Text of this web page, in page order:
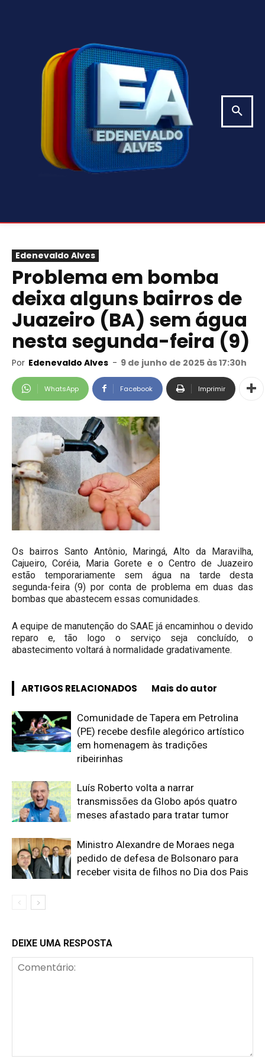
Edenevaldo Alves
Problema em bomba
deixa alguns bairros de
Juazeiro (BA) sem água
nesta segunda-feira (9)
Por Edenevaldo Alves - 9 de junho de 2025 às 17:30h
WhatsApp Facebook Imprimir
Os bairros Santo Antônio, Maringá, Alto da Maravilha,
Cajueiro, Coréia, Maria Gorete e o Centro de Juazeiro
estão temporariamente sem água na tarde desta
segunda-feira (9) por conta de problema em duas das
bombas que abastecem essas comunidades.
A equipe de manutenção do SAAE já encaminhou o devido
reparo e, tão logo o serviço seja concluído, o
abastecimento voltará à normalidade gradativamente.
ARTIGOS RELACIONADOS Mais do autor
Comunidade de Tapera em Petrolina
(PE) recebe desfile alegórico artístico
em homenagem às tradições
ribeirinhas
Luís Roberto volta a narrar
transmissões da Globo após quatro
meses afastado para tratar tumor
Ministro Alexandre de Moraes nega
pedido de defesa de Bolsonaro para
receber visita de filhos no Dia dos Pais
DEIXE UMA RESPOSTA